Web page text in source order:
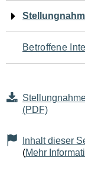
für
den
Betroffene
(PDF)
Inhalt dieser
(Mehr